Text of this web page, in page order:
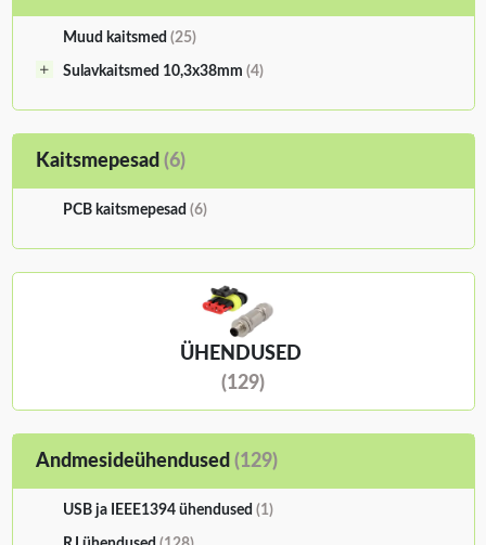
Muud kaitsmed (25)
Sulavkaitsmed 10,3x38mm (4)
Kaitsmepesad (6)
PCB kaitsmepesad (6)
ÜHENDUSED
(129)
Andmesideühendused (129)
USB ja IEEE1394 ühendused (1)